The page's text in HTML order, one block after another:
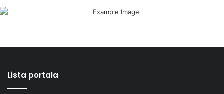
Lista portala